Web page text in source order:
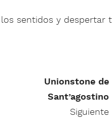
sentidos y despertar
Unionstone de
Sant’agostino
Siguiente